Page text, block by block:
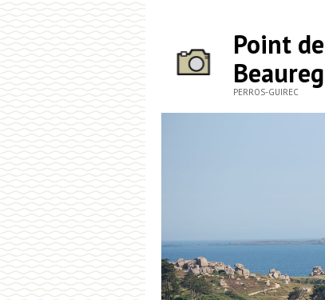
Point
PERROS-GUIREC